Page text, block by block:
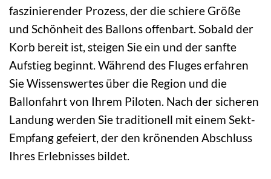
faszinierender Prozess, der die schiere Größe
und Schönheit des Ballons offenbart. Sobald der
Korb bereit ist, steigen Sie ein und der sanfte
Aufstieg beginnt. Während des Fluges erfahren
Sie Wissenswertes über die Region und die
Ballonfahrt von Ihrem Piloten. Nach der sicheren
Landung werden Sie traditionell mit einem Sekt-
Empfang gefeiert, der den krönenden Abschluss
Ihres Erlebnisses bildet.